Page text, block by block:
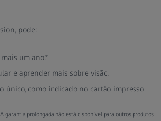
pode:
um ano.*
e aprender mais sobre visão.
único, como indicado no cartão impresso.
garantia prolongada não está disponível para outros produtos